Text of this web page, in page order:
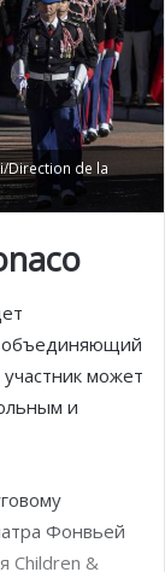
Direction de la
объединяющий
может
и
Фонвьей
Children &